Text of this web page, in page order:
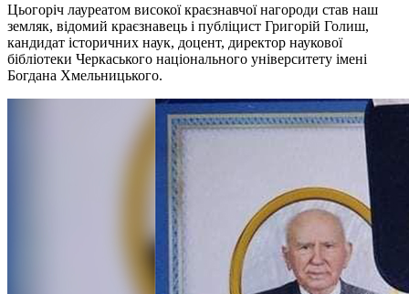
Цьогоріч лауреатом високої краєзнавчої нагороди став наш
земляк, відомий краєзнавець і публіцист Григорій Голиш,
кандидат історичних наук, доцент, директор наукової
бібліотеки Черкаського національного університету імені
Богдана Хмельницького.